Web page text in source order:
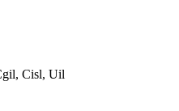
Cisl, Uil